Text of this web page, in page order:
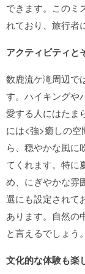
できます。このミ
れており、旅行者
アクティビティと
数鹿流ケ滝周辺で
す。ハイキングや
愛する人にはたま
には<強>癒しの
ら、穏やかな風に
てくれます。特に
め、にぎやかな雰
選にも設定されて
あります。自然の
と言えるでしょう。
文化的な体験も楽